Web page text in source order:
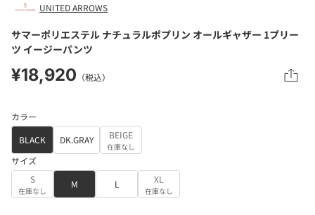
UNITED ARROWS
サマーポリエステル ナチュラルポプリン オールギャザー 1プリー
ツ イージーパンツ
¥18,920 （税込）
カラー
BLACK
DK.GRAY BEIGE
在庫なし
サイズ
S
在庫なし
M L XL
在庫なし